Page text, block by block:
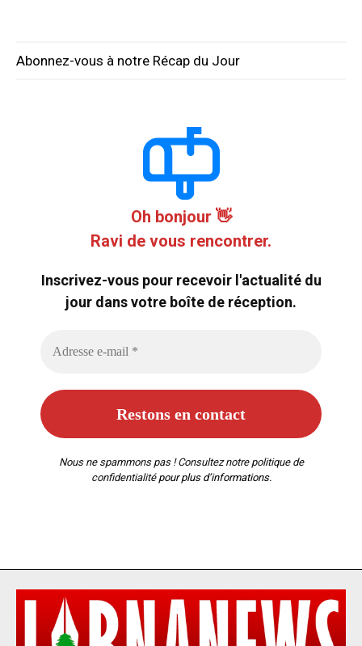
Abonnez-vous à notre Récap du Jour
Oh bonjour 👋
Ravi de vous rencontrer.
Inscrivez-vous pour recevoir l'actualité du
jour dans votre boîte de réception.
Nous ne spammons pas ! Consultez notre politique de
confidentialitépour plus d’informations.